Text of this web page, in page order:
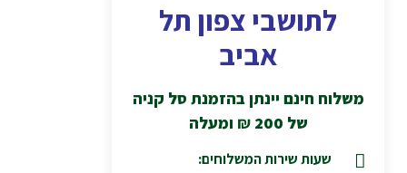
לתושבי צפון תל
אביב
משלוח חינם יינתן בהזמנת סל קניה
של 200
₪ ומעלה
שעות שירות המשלוחים: